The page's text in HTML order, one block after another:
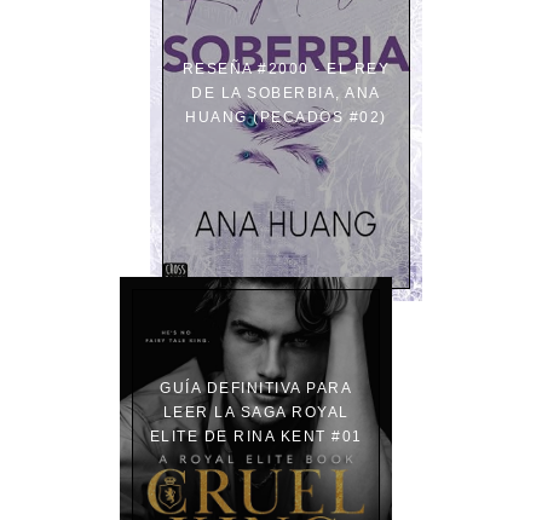
RESEÑA #2000 - EL REY
DE LA SOBERBIA, ANA
HUANG (PECADOS #02)
GUÍA DEFINITIVA PARA
LEER LA SAGA ROYAL
ELITE DE RINA KENT #01